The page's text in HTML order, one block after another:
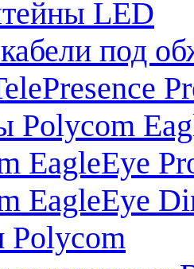
LED
под
Polycom
EagleEye
EagleEye
Polycom